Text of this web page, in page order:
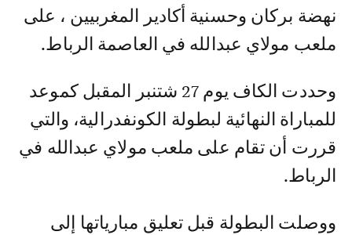
نهضة بركان وحسنية أكادير المغربيين ، على
ملعب مولاي عبدالله في العاصمة الرباط.
وحددت الكاف يوم 27 شتنبر المقبل كموعد
للمباراة النهائية لبطولة الكونفدرالية، والتي
قررت أن تقام على ملعب مولاي عبدالله في
الرباط.
ووصلت البطولة قبل تعليق مبارياتها إلى